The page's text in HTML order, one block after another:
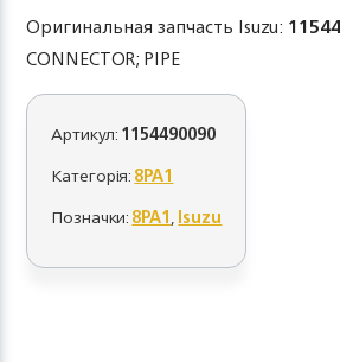
Оригинальная запчасть Isuzu:
CONNECTOR; PIPE
Артикул:1154490090
Категорія:8PA1
Позначки:8PA1,Isuzu